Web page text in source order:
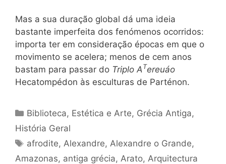
Mas a sua duração global dá uma ideia
bastante imperfeita dos fenómenos ocorridos:
importa ter em consideração épocas em que o
movimento se acelera; menos de cem anos
bastam para passar do Triplo A Tereuáo
Hecatompédon às esculturas de Parténon.
Categorias
Biblioteca, Estética e Arte, Grécia Antiga,
História Geral
Tags
afrodite, Alexandre, Alexandre o Grande,
Amazonas, antiga grécia, Arato, Arquitectura